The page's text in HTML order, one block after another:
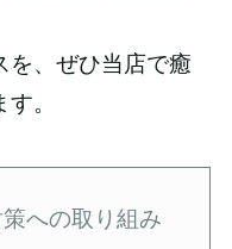
を、ぜひ当店で癒
。
への取り組み